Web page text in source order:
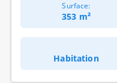
Surface:
353 m²
Habitation